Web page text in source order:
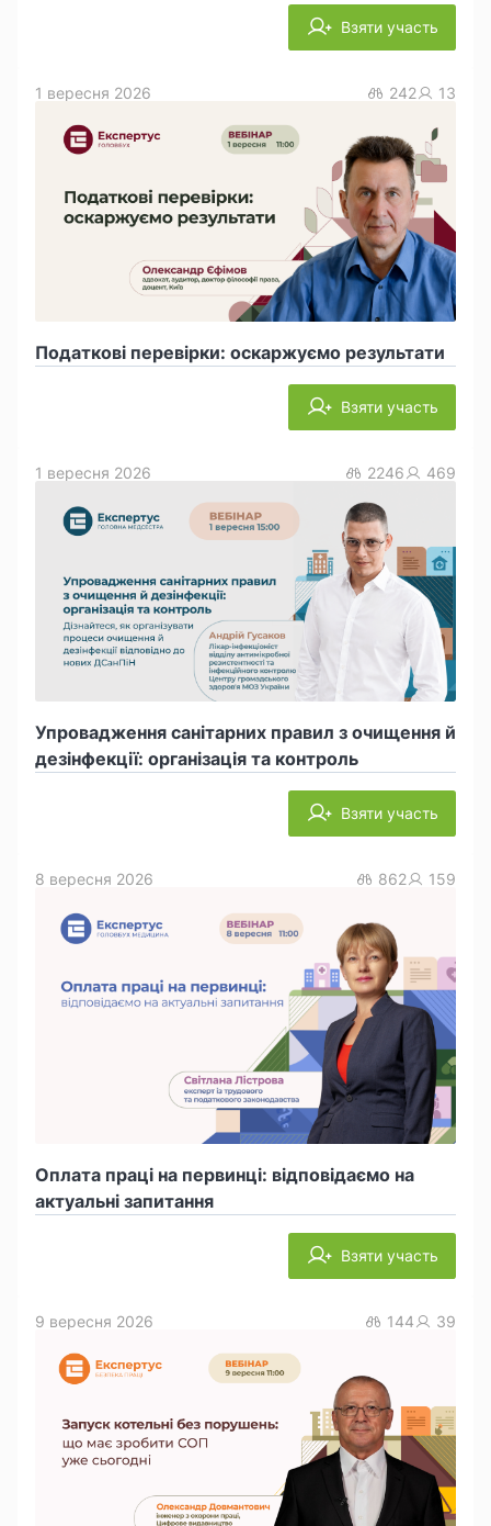
Взяти участь
Податкові перевірки: оскаржуємо результати
1 вересня 2026 242 13
Взяти участь
Упровадження санітарних правил з очищення й
дезінфекції: організація та контроль
1 вересня 2026 2246 469
Взяти участь
Оплата праці на первинці: відповідаємо на
актуальні запитання
8 вересня 2026 862 159
Взяти участь
9 вересня 2026 144 39